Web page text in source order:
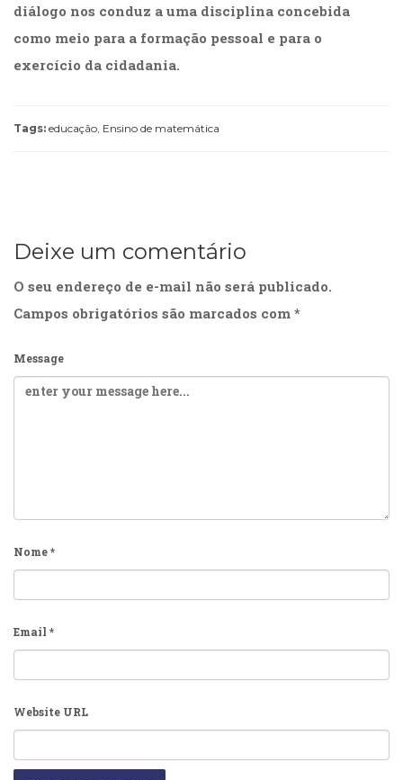
diálogo nos conduz a uma disciplina concebida
como meio para a formação pessoal e para o
exercício da cidadania.
Tags: educação, Ensino de matemática
Deixe um comentário
O seu endereço de e-mail não será publicado.
Campos obrigatórios são marcados com *
Message
Nome*
Email *
Website URL